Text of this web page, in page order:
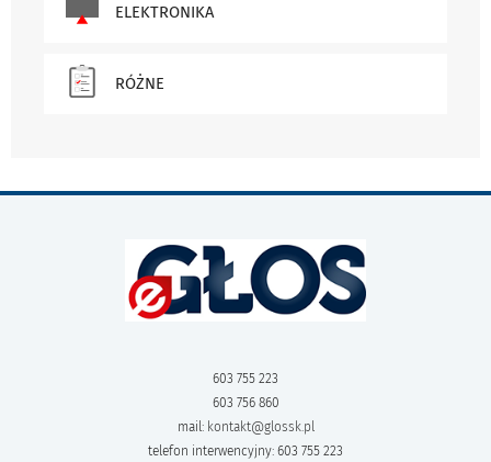
ELEKTRONIKA
RÓŻNE
603 755 223
603 756 860
mail: kontakt@glossk.pl
telefon interwencyjny: 603 755 223